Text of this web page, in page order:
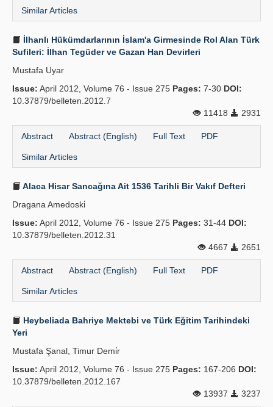
Similar Articles
İlhanlı Hükümdarlarının İslam'a Girmesinde Rol Alan Türk
Sufileri: İlhan Tegüder ve Gazan Han Devirleri
Mustafa Uyar
Issue: April 2012, Volume 76 - Issue 275 Pages: 7-30 DOI:
10.37879/belleten.2012.7
11418
2931
Abstract Abstract (English) Full Text PDF
Similar Articles
Alaca Hisar Sancağına Ait 1536 Tarihli Bir Vakıf Defteri
Dragana Amedoski̇
Issue: April 2012, Volume 76 - Issue 275 Pages: 31-44 DOI:
10.37879/belleten.2012.31
4667
2651
Abstract Abstract (English) Full Text PDF
Similar Articles
Heybeliada Bahriye Mektebi ve Türk Eğitim Tarihindeki
Yeri
Mustafa Şanal, Timur Demi̇r
Issue: April 2012, Volume 76 - Issue 275 Pages: 167-206 DOI:
10.37879/belleten.2012.167
13937
3237